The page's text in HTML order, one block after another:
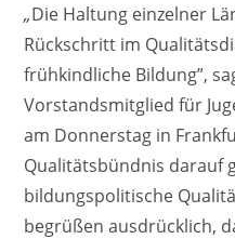
„Die Haltung einzelner
Rückschritt im
frühkindliche Bildung”,
Vorstandsmitglied für
am Donnerstag in
Qualitätsbündnis darauf
bildungspolitische
begrüßen ausdrücklich,